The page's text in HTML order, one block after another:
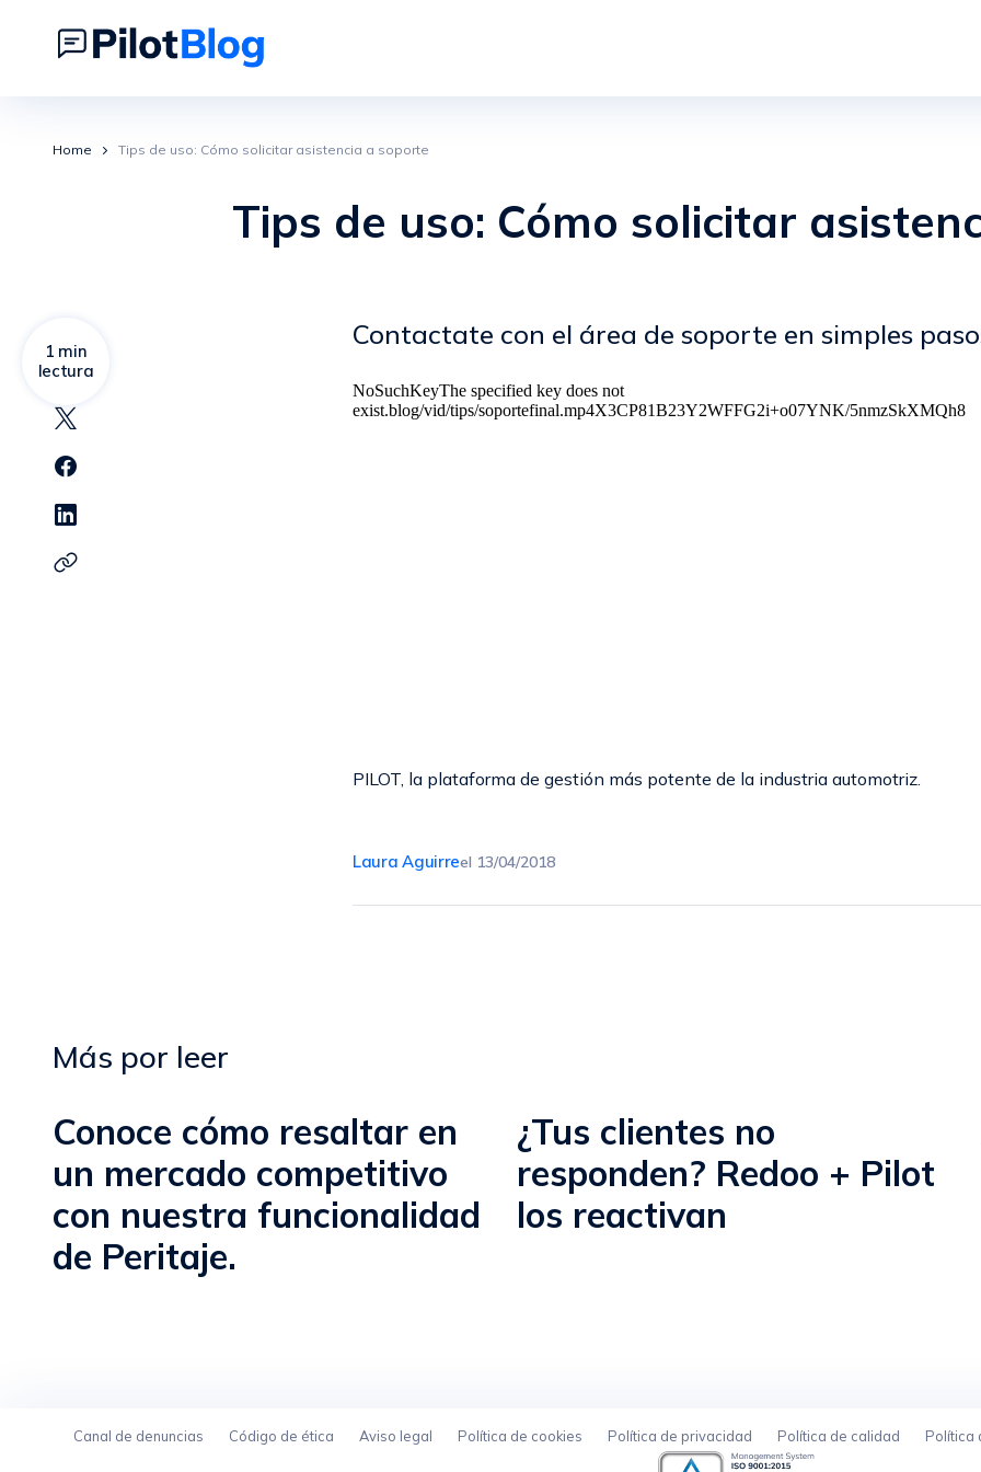
Home Tips de uso: Cómo solicitar asistencia a soporte
Tips de uso: Cómo solicitar
1 min
lectura
Contactate con el área de soporte en simples
PILOT, la plataforma de gestión más potente de la industria automotriz.
Laura Aguirreel 13/04/2018
Más por leer
Conoce cómo resaltar en
un mercado competitivo
con nuestra funcionalidad
de Peritaje.
¿Tus clientes no
responden? Redoo + Pilot
los reactivan
Canal de denuncias Código de ética Aviso legal Política de cookies Política de privacidad Política de calidad Política